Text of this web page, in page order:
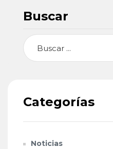
Buscar
Buscar
Categorías
Noticias